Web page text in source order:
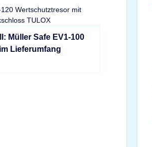
Müller Safe EV1-100
Lieferumfang